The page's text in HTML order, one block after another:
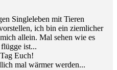
Singleleben mit Tieren
ich bin ein ziemlicher
allein. Mal sehen wie es
ist...
Euch!
mal wärmer werden...